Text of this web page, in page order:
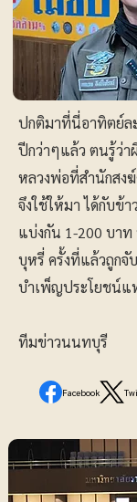
ปกติมาที่นี่อาทิตย์ล
ปีกว่าๆแล้ว ตนรู้ว่า
หลวงพ่อที่สำนักสง
จึงใช้ให้มา ได้กับข้า
แบ่งกัน 1-200 บาท
บุหรี่ ครั้งที่แล้วถูกจั
บำเพ็ญประโยชน์แ
ทีมข่าวนนทบุรี
Facebook